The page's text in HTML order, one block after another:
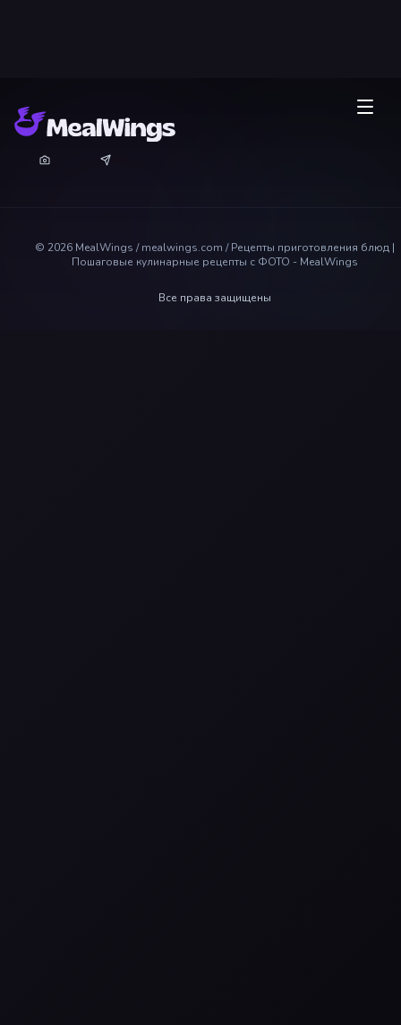
© 2026 MealWings / mealwings.com /Рецепты приготовления блюд |
Пошаговые кулинарные рецепты с ФОТО - MealWings
Все права защищены